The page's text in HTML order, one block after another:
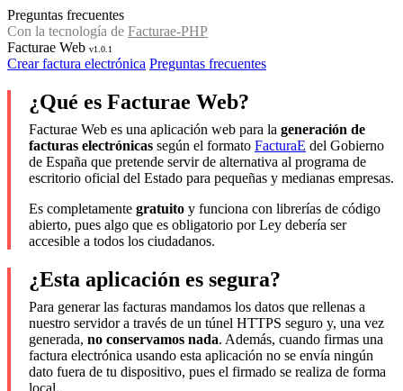
Preguntas frecuentes
Con la tecnología de Facturae-PHP
Facturae Web v1.0.1
Crear factura electrónica Preguntas frecuentes
¿Qué es Facturae Web?
Facturae Web es una aplicación web para la generación de
facturas electrónicas según el formato FacturaE del Gobierno
de España que pretende servir de alternativa al programa de
escritorio oficial del Estado para pequeñas y medianas empresas.
Es completamente gratuito y funciona con librerías de código
abierto, pues algo que es obligatorio por Ley debería ser
accesible a todos los ciudadanos.
¿Esta aplicación es segura?
Para generar las facturas mandamos los datos que rellenas a
nuestro servidor a través de un túnel HTTPS seguro y, una vez
generada, no conservamos nada. Además, cuando firmas una
factura electrónica usando esta aplicación no se envía ningún
dato fuera de tu dispositivo, pues el firmado se realiza de forma
local.